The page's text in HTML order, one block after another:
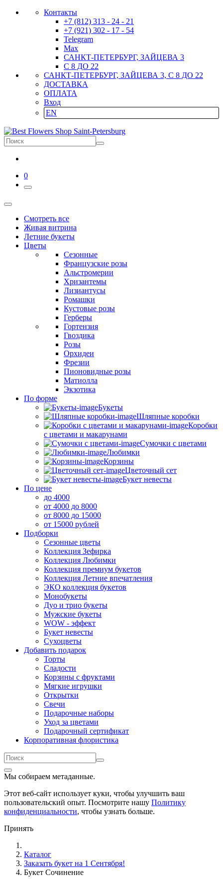
Контакты
+7 (812) 313 - 24 - 21
+7 (921) 302 - 17 - 54
Telegram
Max
САНКТ-ПЕТЕРБУРГ, ЗАЙЦЕВА 3
С 8 ДО 22
САНКТ-ПЕТЕРБУРГ, ЗАЙЦЕВА 3, С 8 ДО 22
ДОСТАВКА
ОПЛАТА
Вход
EN
0
Смотреть все
Живая витрина
Летние букеты
Цветы
Сезонные
Французские розы
Альстромерии
Хризантемы
Лизиантусы
Ромашки
Кустовые розы
Герберы
Гортензия
Гвоздика
Розы
Орхидеи
Фрезии
Пионовидные розы
Матиолла
Экзотика
По форме
Букеты
Шляпные коробки
Коробки
с цветами и макарунами
Сумочки с цветами
Любимки
Корзины
Цветочный сет
Букет невесты
По цене
до 4000
от 4000 до 8000
от 8000 до 15000
от 15000 рублей
Подборки
Сезонные цветы
Коллекция Зефирка
Коллекция Любимки
Коллекция премиум букетов
Коллекция Летние впечатления
ЭКО коллекция букетов
Монобукеты
Дуо и трио букеты
Мужские букеты
WOW - эффект
Букет невесты
Сухоцветы
Добавить подарок
Торты
Сладости
Корзины с фруктами
Мягкие игрушки
Открытки
Свечи
Подарочные наборы
Уход за цветами
Подарочный сертификат
Корпоративная флористика
Мы собираем метаданные.
Этот веб-сайт использует куки, чтобы улучшить ваш
пользовательский опыт. Посмотрите нашу Политику
конфиденциальности, чтобы узнать больше.
Принять
Каталог
Заказать букет на 1 Сентября!
Букет Сочинение